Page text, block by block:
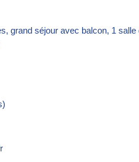
grand séjour avec balcon, 1 salle